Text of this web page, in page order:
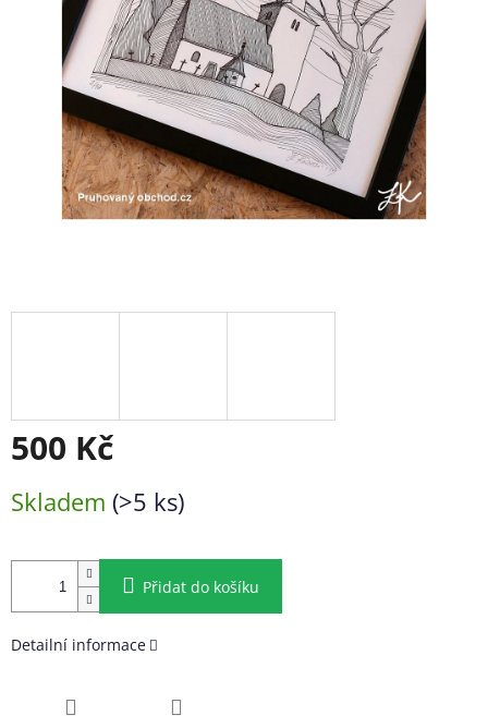
500 Kč
cena:
Skladem (>5 ks)
Přidat do košíku
Detailní informace